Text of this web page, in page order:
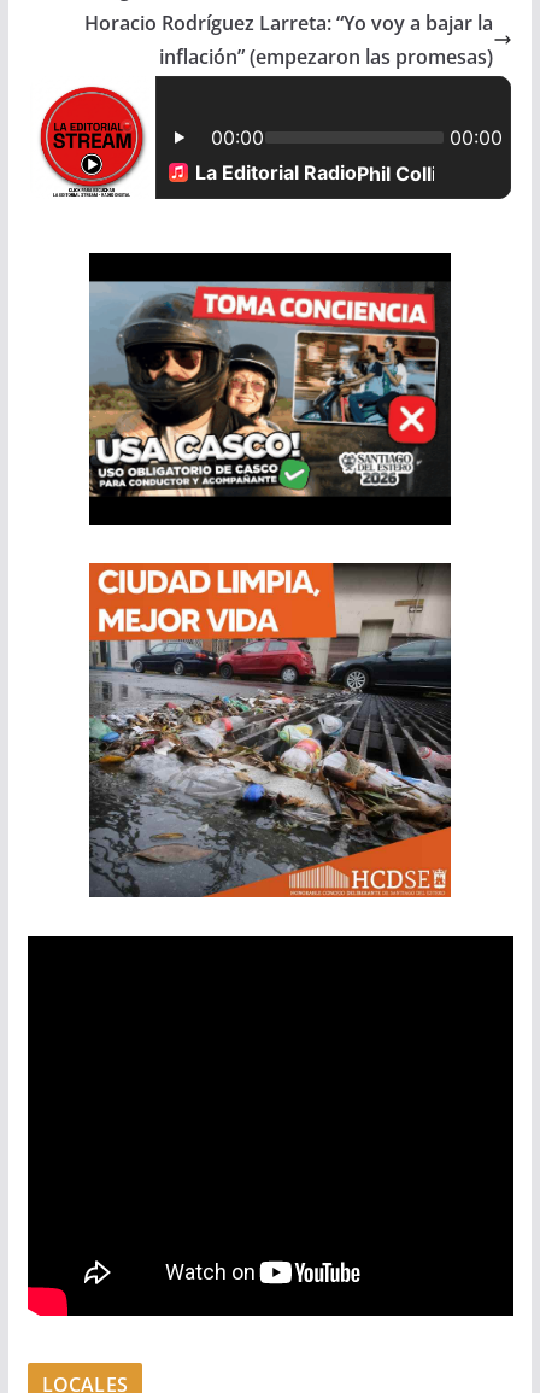
o
k
A
e
Horacio Rodríguez Larreta: “Yo voy a bajar la
inflación” (empezaron las promesas)
LOCALES